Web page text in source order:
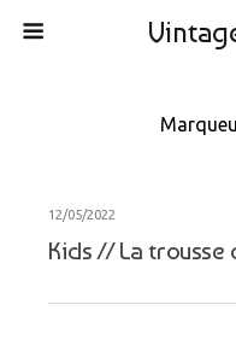
12/05/2022
Kids // La trousse